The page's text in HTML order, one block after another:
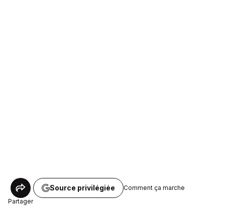
Partager
Source privilégiée Comment ça marche